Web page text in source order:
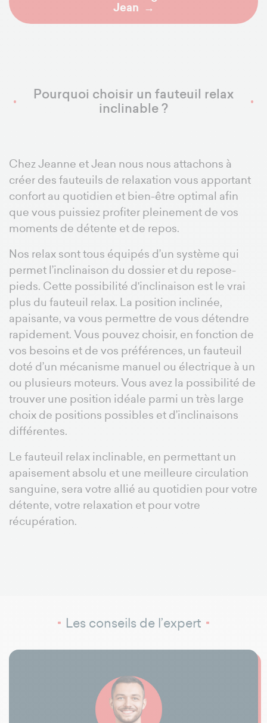
Jean
Pourquoi choisir un fauteuil relax
inclinable ?
Chez Jeanne et Jean nous nous attachons à
créer des fauteuils de relaxation vous apportant
confort au quotidien et bien-être optimal afin
que vous puissiez profiter pleinement de vos
moments de détente et de repos.
Nos relax sont tous équipés d’un système qui
permet l’inclinaison du dossier et du repose-
pieds. Cette possibilité d'inclinaison est le vrai
plus du fauteuil relax. La position inclinée,
apaisante, va vous permettre de vous détendre
rapidement. Vous pouvez choisir, en fonction de
vos besoins et de vos préférences, un fauteuil
doté d’un mécanisme manuel ou électrique à un
ou plusieurs moteurs. Vous avez la possibilité de
trouver une position idéale parmi un très large
choix de positions possibles et d’inclinaisons
différentes.
Le fauteuil relax inclinable, en permettant un
apaisement absolu et une meilleure circulation
sanguine, sera votre allié au quotidien pour votre
détente, votre relaxation et pour votre
récupération.
Les conseils de l’expert